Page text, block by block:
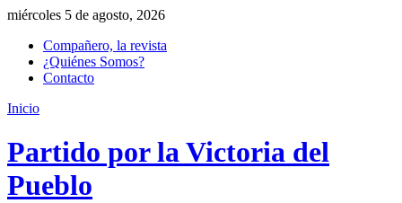
miércoles 5 de agosto, 2026
Compañero, la revista
¿Quiénes Somos?
Contacto
Inicio
Partido por la Victoria del
Pueblo